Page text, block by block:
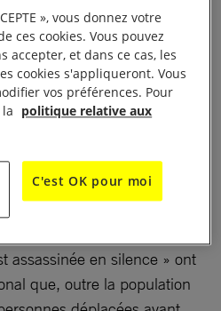
en combustion retomber
hauteur. L’utilisation
dans des conditions où
en contact avec des
est contraire au droit
locaux « Raqqa est
d’autres sources locales,
assassinée en silence » ont
que, outre la population
», vous donnez votre
ces cookies. Vous pouvez
accepter, et dans ce cas, les
cookies s'appliqueront. Vous
vos préférences. Pour
politique relative aux
C'est OK pour moi